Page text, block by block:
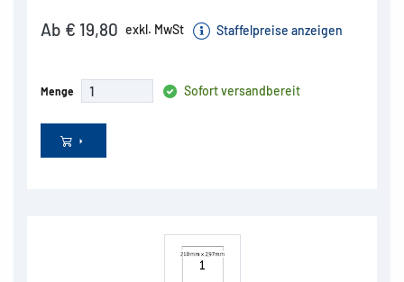
Ab € 19,80 exkl. MwSt Staffelpreise anzeigen
Menge Sofort versandbereit